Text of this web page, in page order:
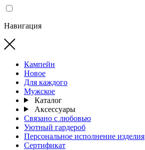
Навигация
Кампейн
Новое
Для каждого
Мужское
Каталог
Аксессуары
Связано с любовью
Уютный гардероб
Персональное исполнение изделия
Сертификат